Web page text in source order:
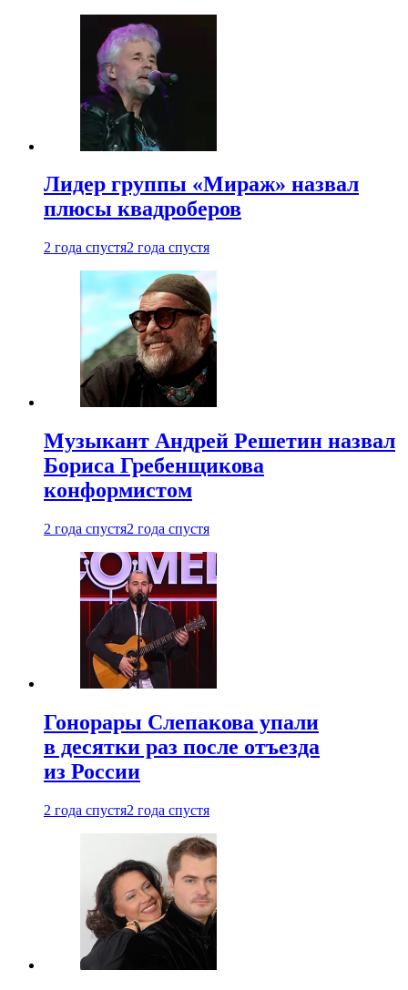
Лидер группы «Мираж» назвал
плюсы квадроберов
2 года спустя2 года спустя
Музыкант Андрей Решетин назвал
Бориса Гребенщикова
конформистом
2 года спустя2 года спустя
Гонорары Слепакова упали
в десятки раз после отъезда
из России
2 года спустя2 года спустя